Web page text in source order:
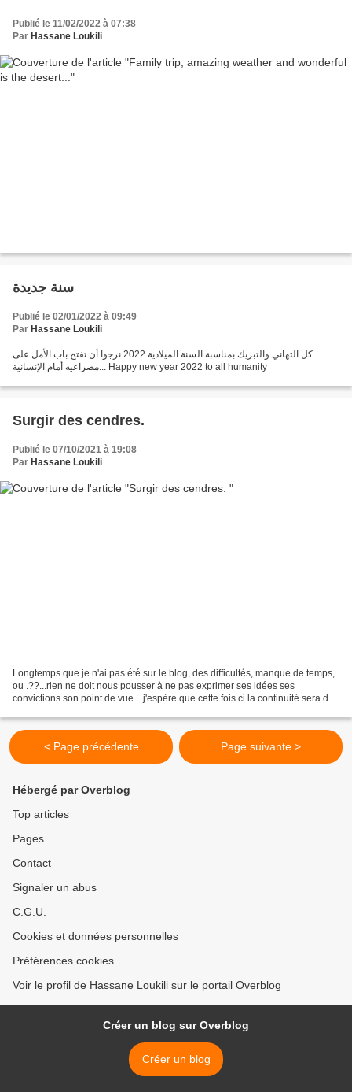
Publié le 11/02/2022 à 07:38
Par Hassane Loukili
سنة جديدة
Publié le 02/01/2022 à 09:49
Par Hassane Loukili
كل التهاني والتبريك بمناسبة السنة الميلادية 2022 نرجوا أن تفتح باب الأمل على
مصراعيه أمام الإنسانية... Happy new year 2022 to all humanity
Surgir des cendres.
Publié le 07/10/2021 à 19:08
Par Hassane Loukili
Longtemps que je n'ai pas été sur le blog, des difficultés, manque de temps,
ou .??...rien ne doit nous pousser à ne pas exprimer ses idées ses
convictions son point de vue....j'espère que cette fois ci la continuité sera de
< Page précédente Page suivante >
Hébergé par Overblog
Top articles
Pages
Contact
Signaler un abus
C.G.U.
Cookies et données personnelles
Préférences cookies
Voir le profil de Hassane Loukili sur le portail Overblog
Créer un blog sur Overblog
Créer un blog